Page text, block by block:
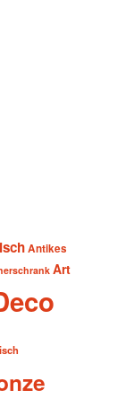
Antikes
Art